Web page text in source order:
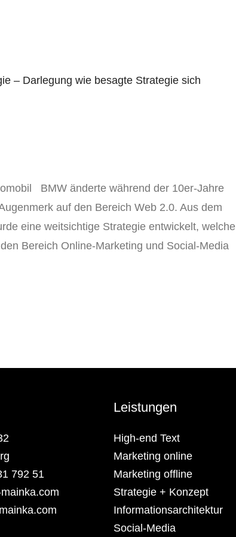
BMW änderte während der 10er-Jahre
auf den Bereich Web 2.0. Aus dem
eine weitsichtige Strategie entwickelt, welche
Bereich Online-Marketing und Social-Media
792 51
Leistungen
High-end Text
Marketing online
Marketing offline
Strategie + Konzept
Informationsarchitektur
Social-Media